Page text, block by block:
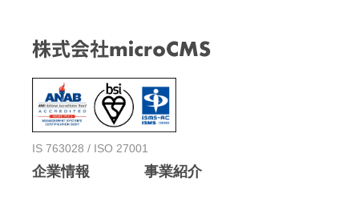
IS 763028 / ISO 27001
企業情報 事業紹介